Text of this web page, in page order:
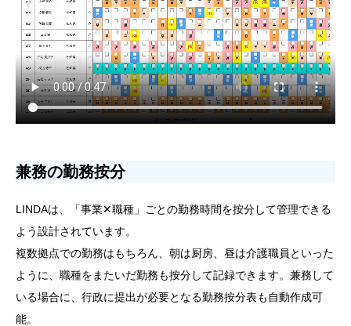
兼務の勤務按分
LINDAは、「事業✕職種」ごとの勤務時間を按分して管理できる
よう設計されています。
複数拠点での勤務はもちろん、朝は厨房、昼は介護職員といった
ように、職種をまたいだ勤務も按分して記録できます。兼務して
いる場合に、行政に提出が必要となる勤務按分表も自動作成可
能。